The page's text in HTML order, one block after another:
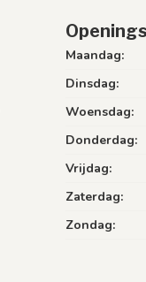
Maandag:
Dinsdag:
Woensdag:
Donderdag:
Vrijdag:
Zaterdag:
Zondag: